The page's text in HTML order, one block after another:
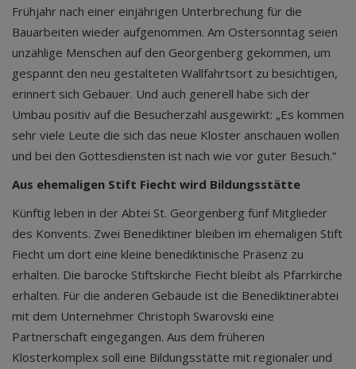
Frühjahr nach einer einjährigen Unterbrechung für die
Bauarbeiten wieder aufgenommen. Am Ostersonntag seien
unzählige Menschen auf den Georgenberg gekommen, um
gespannt den neu gestalteten Wallfahrtsort zu besichtigen,
erinnert sich Gebauer. Und auch generell habe sich der
Umbau positiv auf die Besucherzahl ausgewirkt: „Es kommen
sehr viele Leute die sich das neue Kloster anschauen wollen
und bei den Gottesdiensten ist nach wie vor guter Besuch.“
Aus ehemaligen Stift Fiecht wird Bildungsstätte
Künftig leben in der Abtei St. Georgenberg fünf Mitglieder
des Konvents. Zwei Benediktiner bleiben im ehemaligen Stift
Fiecht um dort eine kleine benediktinische Präsenz zu
erhalten. Die barocke Stiftskirche Fiecht bleibt als Pfarrkirche
erhalten. Für die anderen Gebäude ist die Benediktinerabtei
mit dem Unternehmer Christoph Swarovski eine
Partnerschaft eingegangen. Aus dem früheren
Klosterkomplex soll eine Bildungsstätte mit regionaler und